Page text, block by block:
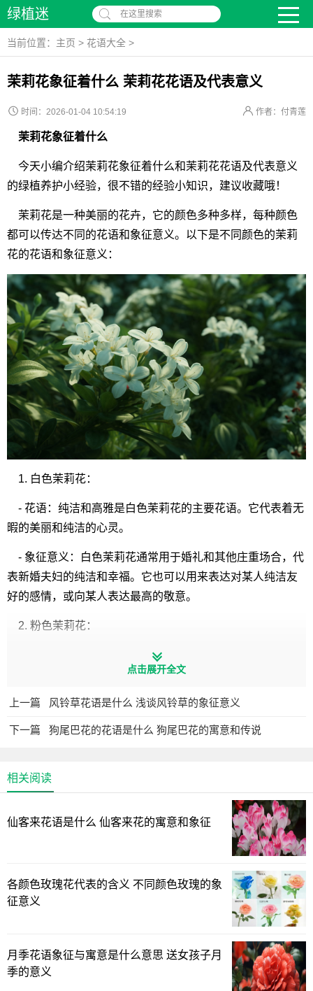
绿植迷 在这里搜索
当前位置： 主页 > 花语大全 >
茉莉花象征着什么 茉莉花花语及代表意义
时间：2026-01-04 10:54:19 作者：付青莲
茉莉花象征着什么
今天小编介绍茉莉花象征着什么和茉莉花花语及代表意义
的绿植养护小经验，很不错的经验小知识，建议收藏哦！
茉莉花是一种美丽的花卉，它的颜色多种多样，每种颜色
都可以传达不同的花语和象征意义。以下是不同颜色的茉莉
花的花语和象征意义：
1. 白色茉莉花：
- 花语：纯洁和高雅是白色茉莉花的主要花语。它代表着无
暇的美丽和纯洁的心灵。
- 象征意义：白色茉莉花通常用于婚礼和其他庄重场合，代
表新婚夫妇的纯洁和幸福。它也可以用来表达对某人纯洁友
好的感情，或向某人表达最高的敬意。
2. 粉色茉莉花：
- 花语：粉色茉莉花象征着爱情和感情。不同深浅的粉色可
以代表不同程度的感情。
- 象征意义：淡粉色茉莉花通常用来表达浪漫的情感，而深
粉色可能表示深情。这些花常常赠送给恋人或表达爱意的
3. 红色茉莉花：
- 花语：红色茉莉花代表热烈的爱情和激情。
- 象征意义：红色茉莉花是表达浓烈爱情的象征，通常用于
点击展开全文
上一篇 风铃草花语是什么 浅谈风铃草的象征意义
下一篇 狗尾巴花的花语是什么 狗尾巴花的寓意和传说
相关阅读
仙客来花语是什么 仙客来花的寓意和象征
各颜色玫瑰花代表的含义 不同颜色玫瑰的象
征意义
月季花语象征与寓意是什么意思 送女孩子月
季的意义